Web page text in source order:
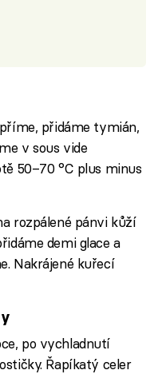
přidáme tymián,
v sous vide
50–70 °C plus minus
rozpálené pánvi kůží
demi glace a
Nakrájené kuřecí
po vychladnutí
Řapíkatý celer